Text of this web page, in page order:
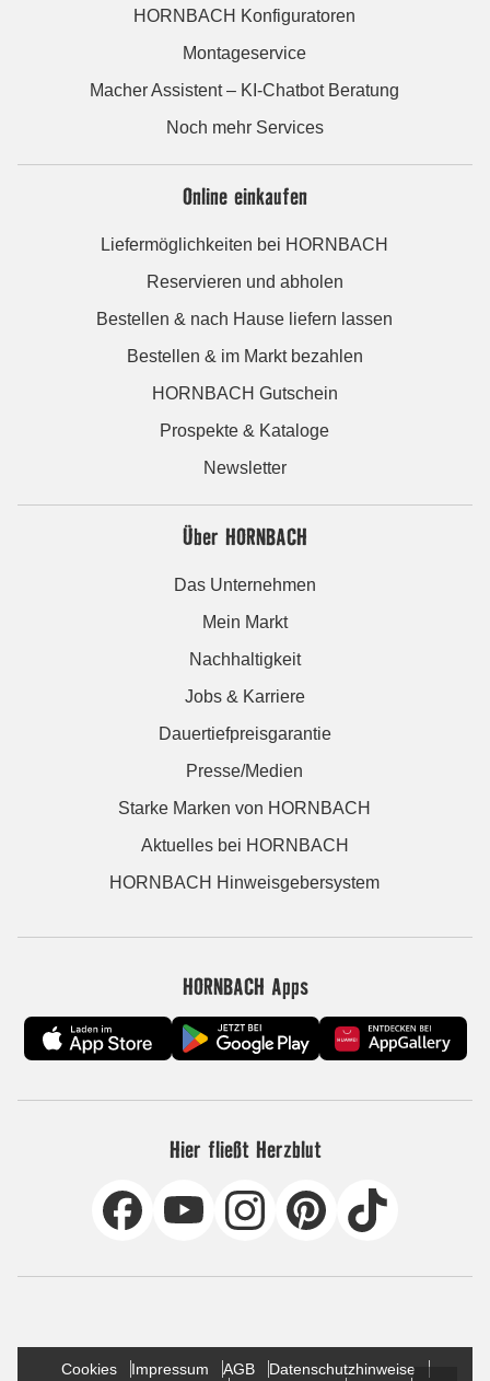
HORNBACH Konfiguratoren
Montageservice
Macher Assistent – KI-Chatbot Beratung
Noch mehr Services
Online einkaufen
Liefermöglichkeiten bei HORNBACH
Reservieren und abholen
Bestellen & nach Hause liefern lassen
Bestellen & im Markt bezahlen
HORNBACH Gutschein
Prospekte & Kataloge
Newsletter
Über HORNBACH
Das Unternehmen
Mein Markt
Nachhaltigkeit
Jobs & Karriere
Dauertiefpreisgarantie
Presse/Medien
Starke Marken von HORNBACH
Aktuelles bei HORNBACH
HORNBACH Hinweisgebersystem
HORNBACH Apps
Hier fließt Herzblut
Cookies Impressum AGB
Datenschutzhinweise